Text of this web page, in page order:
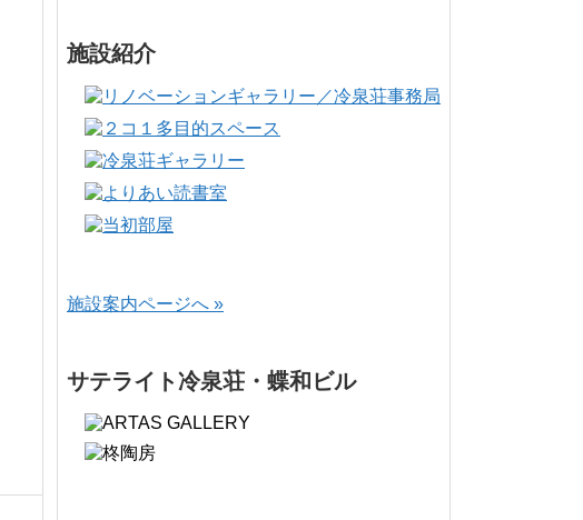
施設紹介
施設案内ページへ »
サテライト冷泉荘・蝶和ビル